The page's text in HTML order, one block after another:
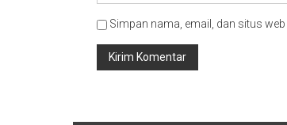
Simpan nama, email, dan situs